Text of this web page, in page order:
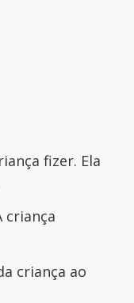
fizer. Ela
criança
criança ao